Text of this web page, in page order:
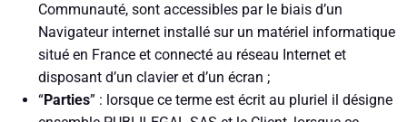
Communauté, sont accessibles par le biais d’un
Navigateur internet installé sur un matériel informatique
situé en France et connecté au réseau Internet et
disposant d’un clavier et d’un écran ;
“Parties” : lorsque ce terme est écrit au pluriel il désigne